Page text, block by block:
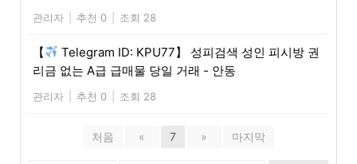
관리자 추천 0 조회 28
【
Telegram ID: KPU77】 성피검색 성인 피시방 권
리금 없는 A급 급매물 당일 거래 - 안동
관리자 추천 0 조회 28
처음 « 7 » 마지막